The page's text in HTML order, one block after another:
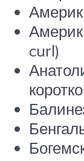
curl)